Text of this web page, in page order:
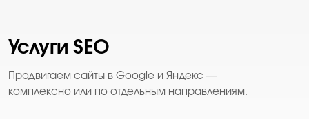
Услуги SEO
Продвигаем сайты в Google и Яндекс —
комплексно или по отдельным направлениям.